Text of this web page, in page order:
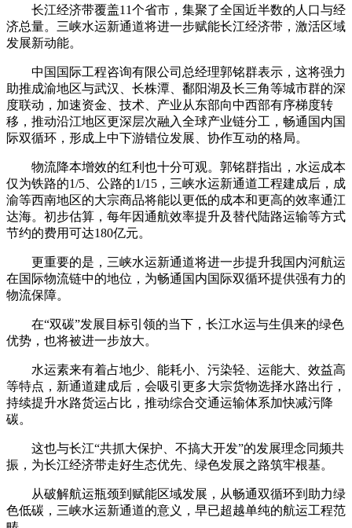
长江经济带覆盖11个省市，集聚了全国近半数的人口与经
济总量。三峡水运新通道将进一步赋能长江经济带，激活区域
发展新动能。
中国国际工程咨询有限公司总经理郭铭群表示，这将强力
助推成渝地区与武汉、长株潭、鄱阳湖及长三角等城市群的深
度联动，加速资金、技术、产业从东部向中西部有序梯度转
移，推动沿江地区更深层次融入全球产业链分工，畅通国内国
际双循环，形成上中下游错位发展、协作互动的格局。
物流降本增效的红利也十分可观。郭铭群指出，水运成本
仅为铁路的1/5、公路的1/15，三峡水运新通道工程建成后，成
渝等西南地区的大宗商品将能以更低的成本和更高的效率通江
达海。初步估算，每年因通航效率提升及替代陆路运输等方式
节约的费用可达180亿元。
更重要的是，三峡水运新通道将进一步提升我国内河航运
在国际物流链中的地位，为畅通国内国际双循环提供强有力的
物流保障。
在“双碳”发展目标引领的当下，长江水运与生俱来的绿色
优势，也将被进一步放大。
水运素来有着占地少、能耗小、污染轻、运能大、效益高
等特点，新通道建成后，会吸引更多大宗货物选择水路出行，
持续提升水路货运占比，推动综合交通运输体系加快减污降
碳。
这也与长江“共抓大保护、不搞大开发”的发展理念同频共
振，为长江经济带走好生态优先、绿色发展之路筑牢根基。
从破解航运瓶颈到赋能区域发展，从畅通双循环到助力绿
色低碳，三峡水运新通道的意义，早已超越单纯的航运工程范